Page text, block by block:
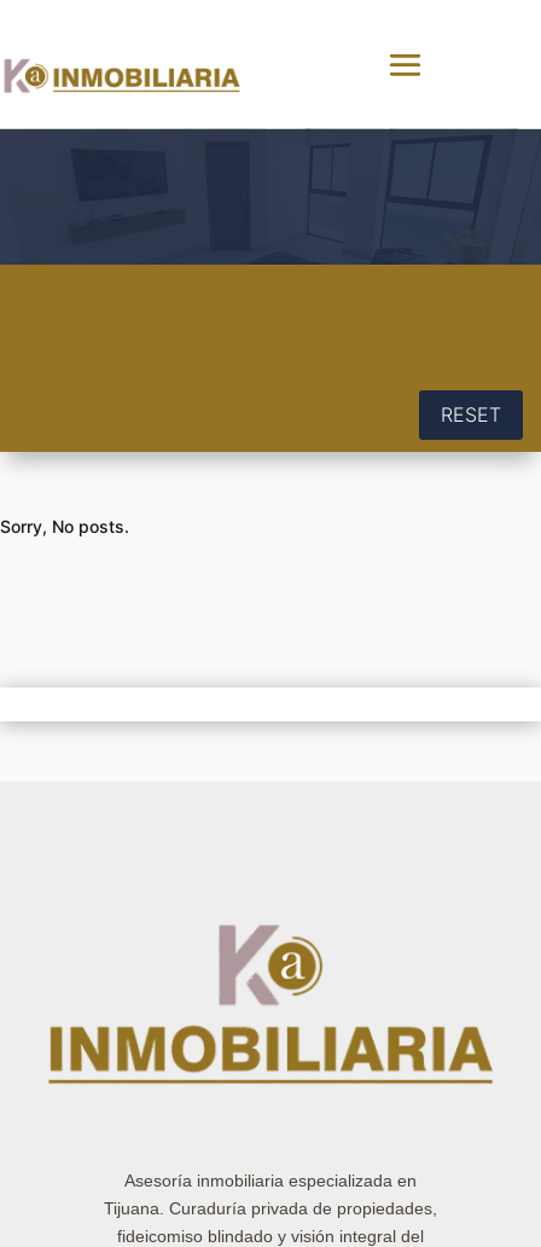
RESET
Sorry, No posts.
Asesoría inmobiliaria especializada en
Tijuana. Curaduría privada de propiedades,
fideicomiso blindado y visión integral del